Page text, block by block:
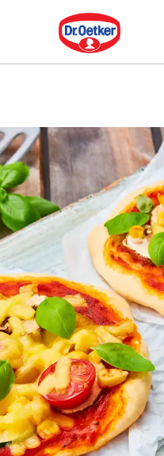
Dr. Oetker